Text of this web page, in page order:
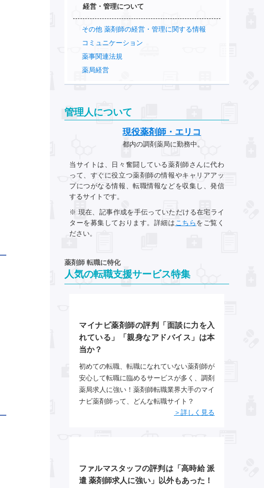
経営・管理について
その他 薬剤師の経営・管理に関する情報
コミュニケーション
薬事関連法規
薬局経営
管理人について
現役薬剤師・エリコ
都内の調剤薬局に勤務中。
当サイトは、日々奮闘している薬剤師さんに代わ
って、すぐに役立つ薬剤師の情報やキャリアアッ
プにつがなる情報、転職情報などを収集し、発信
するサイトです。
※ 現在、記事作成を手伝っていただける在宅ライ
ターを募集しております。詳細は こちらをご覧く
ださい。
薬剤師 転職に特化
人気の転職支援サービス特集
マイナビ薬剤師の評判「面談に力を入
れている」「親身なアドバイス」は本
当か？
初めての転職、転職になれていない薬剤師が
安心して転職に臨めるサービスが多く、調剤
薬局求人に強い！薬剤師転職業界大手のマイ
ナビ薬剤師って、どんな転職サイト？
＞詳しく見る
ファルマスタッフの評判は「高時給 派
遣 薬剤師求人に強い」以外もあった！